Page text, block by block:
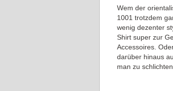
Wem der
1001 trotzdem
wenig dezenter
Shirt super zur
Accessoires.
darüber hinaus
man zu